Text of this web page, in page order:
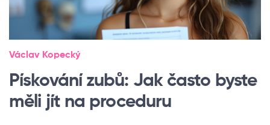
Václav Kopecký
Pískování zubů: Jak často byste
měli jít na proceduru